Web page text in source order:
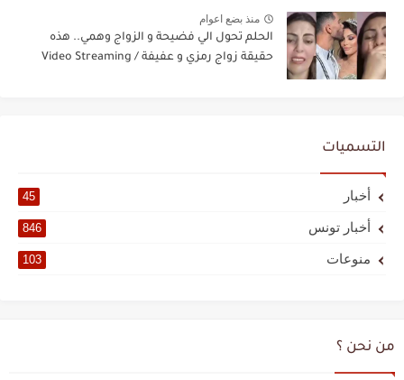
منذ بضع اعوام
الحلم تحول الي فضيحة و الزواج وهمي.. هذه
حقيقة زواج رمزي و عفيفة / Video Streaming
التسميات
أخبار 45
أخبار تونس 846
منوعات 103
من نحن ؟